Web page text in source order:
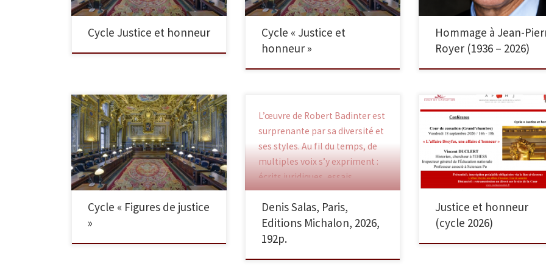
Cycle Justice et honneur
Cycle « Justice et
honneur »
de 91 ans. Membre […]
Hommage à Jean-
Royer (1936 – 2026)
Conférence 16 avril - Jean
Reliquet, un procureur dans la
tourmente
Cycle « Figures de justice
»
L’œuvre de Robert Badinter est
surprenante par sa diversité et
ses styles. Au fil du temps, de
multiples voix s’y expriment :
écrits juridiques, essais
historiques ou biographiques,
livret d’opéra, […]
Denis Salas, Paris,
Editions Michalon, 2026,
192p.
Vendredi 18 septembre
16h – 18h Cour de cassation
(Grand Chambre) «
Dreyfus, une affaire
» Vincent DUCLERT
chercheur à l’EHESS,
inspecteur général […]
Justice et honneur
(cycle 2026)